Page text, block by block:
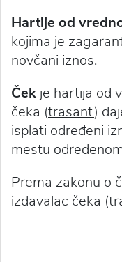
Hartije od
kojima je
novčani iznos.
Ček je hartija od
čeka (trasant)
isplati određeni
mestu
Prema zakonu o
izdavalac čeka